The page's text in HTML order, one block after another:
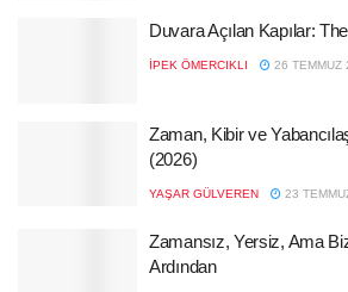
Duvara Açılan Kapılar:
İPEK ÖMERCIKLI 26 TEMMUZ
Zaman, Kibir ve
(2026)
YAŞAR GÜLVEREN 23
Zamansız, Yersiz, Ama
Ardından